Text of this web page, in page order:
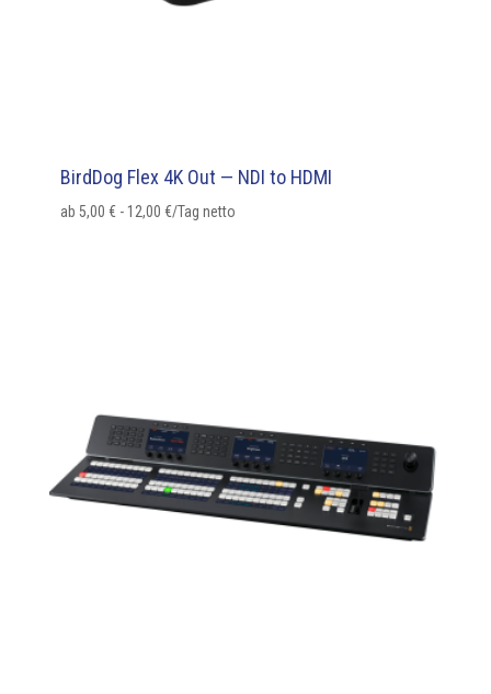
BirdDog Flex 4K Out — NDI to HDMI
ab 5,00 €- 12,00 €/Tag netto